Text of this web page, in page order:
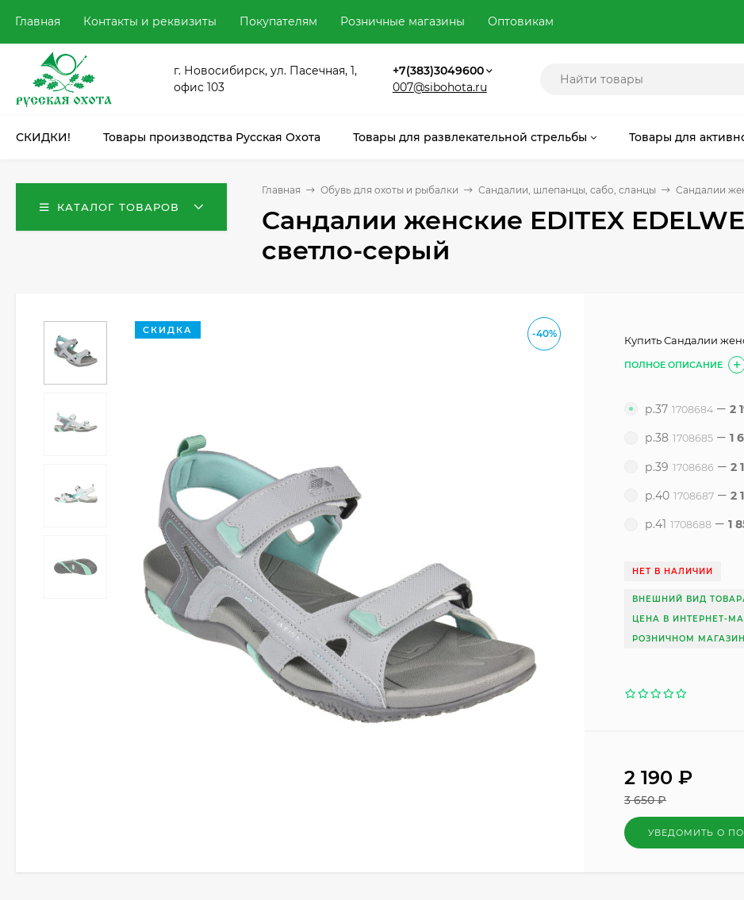
Главная Контакты и реквизиты Покупателям Розничные магазины Оптовикам
г. Новосибирск, ул. Пасечная, 1,
офис 103
+7(383)3049600
007@sibohota.ru
СКИДКИ! Товары производства Русская Охота Товары для развлекательной стрельбы Товары для
КАТАЛОГ ТОВАРОВ
Главная Обувь для охоты и рыбалки Сандалии, шлепанцы, сабо, сланцы Сандалии
Сандалии женские EDITEX
светло-серый
-40%
СКИДКА
Купить Сандалии
ПОЛНОЕ ОПИСАНИЕ
р.37 1708684 2
р.38 1708685 1
р.39 1708686 2
р.40 1708687 2
р.41 1708688 1
НЕТ В НАЛИЧИИ
ВНЕШНИЙ ВИД
ЦЕНА В ИНТЕРНЕТ-
РОЗНИЧНОМ
2 190₽
3 650₽
УВЕДОМИТЬ О